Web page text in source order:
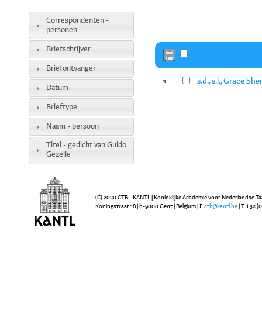
1 s.d., s.l., Grace
Correspondenten -
personen
Briefschrijver
Briefontvanger
Datum
Brieftype
Naam - persoon
Titel - gedicht van Guido
Gezelle
(C) 2020 CTB - KANTL | Koninklijke Academie voor Nederlandse
Koningstraat 18 | b-9000 Gent | Belgium | E ctb@kantl.be | T +32